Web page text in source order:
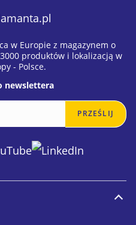
w Europie z magazynem o
produktów i lokalizacją w
- Polsce.
newslettera
PRZEŚLIJ